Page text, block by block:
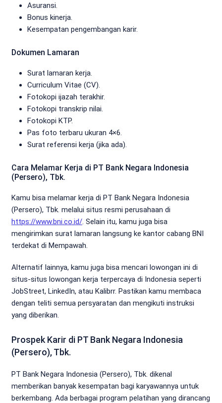
Asuransi.
Bonus kinerja.
Kesempatan pengembangan karir.
Dokumen Lamaran
Surat lamaran kerja.
Curriculum Vitae (CV).
Fotokopi ijazah terakhir.
Fotokopi transkrip nilai.
Fotokopi KTP.
Pas foto terbaru ukuran 4×6.
Surat referensi kerja (jika ada).
Cara Melamar Kerja di PT Bank Negara Indonesia
(Persero), Tbk.
Kamu bisa melamar kerja di PT Bank Negara Indonesia
(Persero), Tbk. melalui situs resmi perusahaan di
https://www.bni.co.id/. Selain itu, kamu juga bisa
mengirimkan surat lamaran langsung ke kantor cabang BNI
terdekat di Mempawah.
Alternatif lainnya, kamu juga bisa mencari lowongan ini di
situs-situs lowongan kerja terpercaya di Indonesia seperti
JobStreet, LinkedIn, atau Kalibrr. Pastikan kamu membaca
dengan teliti semua persyaratan dan mengikuti instruksi
yang diberikan.
Prospek Karir di PT Bank Negara Indonesia
(Persero), Tbk.
PT Bank Negara Indonesia (Persero), Tbk. dikenal
memberikan banyak kesempatan bagi karyawannya untuk
berkembang. Ada berbagai program pelatihan yang dirancang